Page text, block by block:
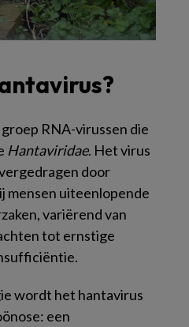
RNA-virussen die
Hantaviridae. Het virus
door
mensen uiteenlopende
variërend van
tot ernstige
wordt het hantavirus
een